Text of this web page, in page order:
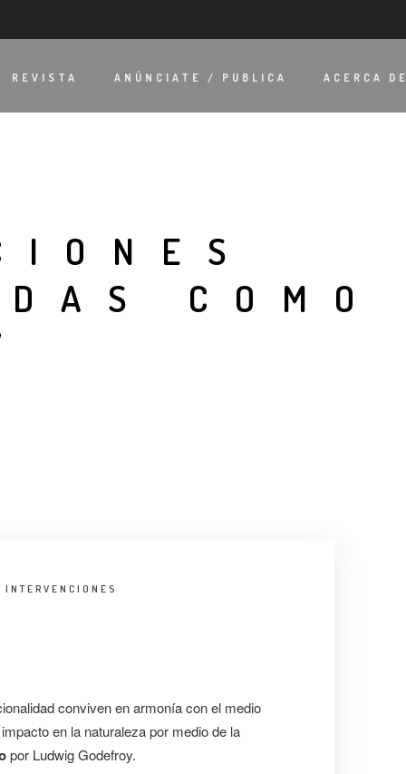
REVISTA ANÚNCIATE / PUBLICA ACERCA DE
COMO
INTERVENCIONES
conviven en armonía con el medio
en la naturaleza por medio de la
por Ludwig Godefroy.